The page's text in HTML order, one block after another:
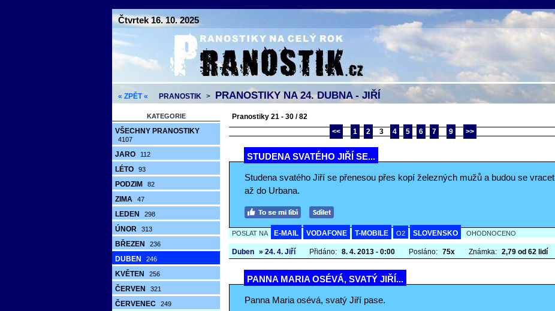
Čtvrtek 16. 10. 2025
« ZPĚT « PRANOSTIK > PRANOSTIKY NA 24. DUBNA - JIŘÍ
KATEGORIE
VŠECHNY PRANOSTIKY
4107
JARO 112
LÉTO 93
PODZIM 82
ZIMA 47
LEDEN 298
ÚNOR 313
BŘEZEN 236
DUBEN 246
KVĚTEN 256
ČERVEN 321
ČERVENEC 249
Pranostiky 21 - 30 / 82
<<
1 2 3 4 5 6 7 9 >>
STUDENA SVATÉHO JIŘÍ SE...
Studena svatého Jiří se přenesou přes kopí železných mužů a budou se vracet
až do Urbana.
POSLAT NA E-MAIL VODAFONE T-MOBILE O2 SLOVENSKO OHODNOCENO
Duben » 24. 4. Jiří Přidáno: 8. 4. 2013 - 0:00 Posláno: 75x Známka: 2,79 od 62 lidí
PANNA MARIA OSÉVÁ, SVATÝ JIŘÍ...
Panna Maria osévá, svatý Jiří pase.